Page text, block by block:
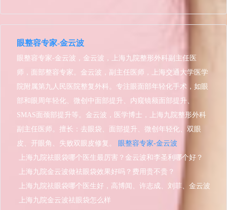
眼整容专家-金云波
眼整容专家-金云波，金云波，上海九院整形外科副主任医
师，面部整容专家。金云波，副主任医师，上海交通大学医学
院附属第九人民医院整复外科。专注眼面部年轻化手术，如眼
部和眼周年轻化、微创中面部提升、内窥镜额面部提升、
SMAS面颈部提升等。金云波，医学博士，上海九院整形外科
副主任医师。擅长：去眼袋、面部提升、微创年轻化、双眼
皮、开眼角、失败双眼皮修复。
眼整容专家-金云波
上海九院祛眼袋哪个医生最厉害？金云波和李圣利哪个好？
上海九院金云波做祛眼袋效果好吗？费用贵不贵？
上海九院祛眼袋哪个医生好，高博闻、许志成、刘菲、金云波
哪个最好
上海九院金云波祛眼袋怎么样